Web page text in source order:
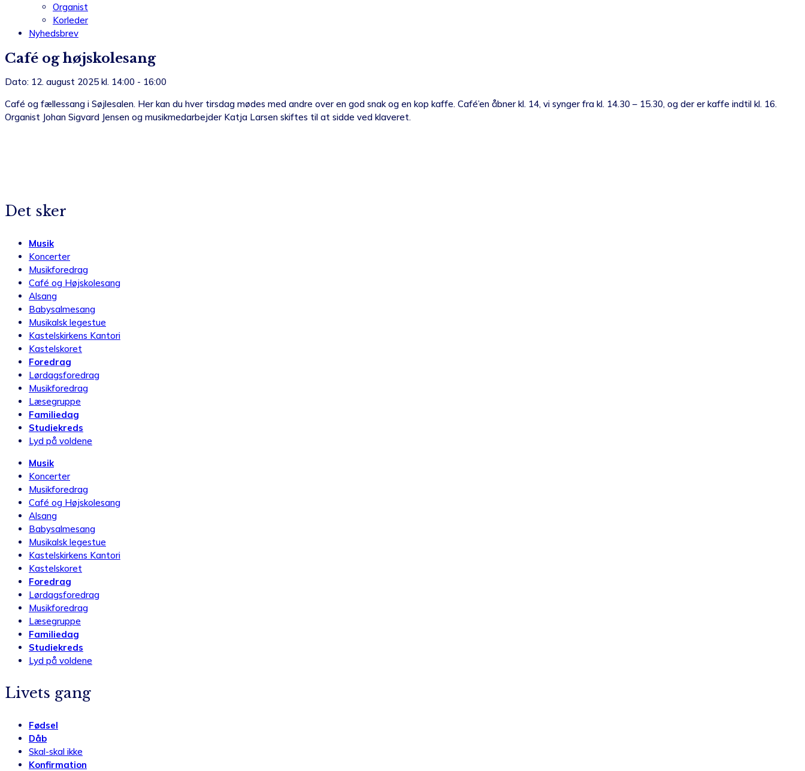
Organist
Korleder
Nyhedsbrev
Café og højskolesang
Dato: 12. august 2025 kl. 14:00 - 16:00
Café og fællessang i Søjlesalen. Her kan du hver tirsdag mødes med andre over en god snak og en kop kaffe. Café’en åbner kl. 14, vi synger fra kl. 14.30 – 15.30, og der er kaffe indtil kl. 16.
Organist Johan Sigvard Jensen og musikmedarbejder Katja Larsen skiftes til at sidde ved klaveret.
Det sker
Musik
Koncerter
Musikforedrag
Café og Højskolesang
Alsang
Babysalmesang
Musikalsk legestue
Kastelskirkens Kantori
Kastelskoret
Foredrag
Lørdagsforedrag
Musikforedrag
Læsegruppe
Familiedag
Studiekreds
Lyd på voldene
Musik
Koncerter
Musikforedrag
Café og Højskolesang
Alsang
Babysalmesang
Musikalsk legestue
Kastelskirkens Kantori
Kastelskoret
Foredrag
Lørdagsforedrag
Musikforedrag
Læsegruppe
Familiedag
Studiekreds
Lyd på voldene
Livets gang
Fødsel
Dåb
Skal-skal ikke
Konfirmation